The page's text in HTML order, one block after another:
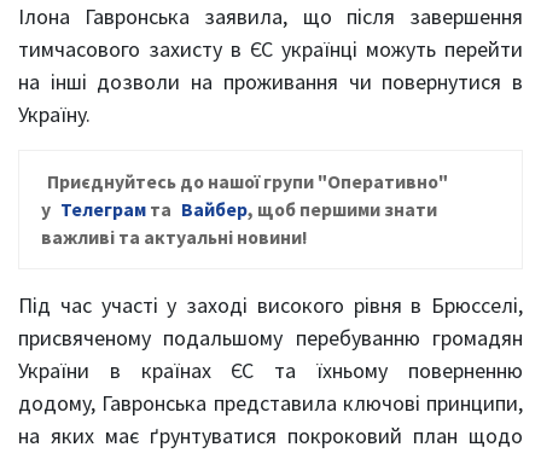
Ілона Гавронська заявила, що після завершення
тимчасового захисту в ЄС українці можуть перейти
на інші дозволи на проживання чи повернутися в
Україну.
Приєднуйтесь до нашої групи "Оперативно"
у Телеграм та Вайбер, щоб першими знати
важливі та актуальні новини!
Під час участі у заході високого рівня в Брюсселі,
присвяченому подальшому перебуванню громадян
України в країнах ЄС та їхньому поверненню
додому, Гавронська представила ключові принципи,
на яких має ґрунтуватися покроковий план щодо